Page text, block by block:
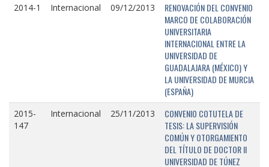
2014-1 Internacional 09/12/2013
RENOVACIÓN DEL CONVENIO
MARCO DE COLABORACIÓN
UNIVERSITARIA
INTERNACIONAL ENTRE LA
UNIVERSIDAD DE
GUADALAJARA (MÉXICO) Y
LA UNIVERSIDAD DE MURCIA
(ESPAÑA)
2015-
147
Internacional 25/11/2013
CONVENIO COTUTELA DE
TESIS: LA SUPERVISIÓN
COMÚN Y OTORGAMIENTO
DEL TÍTULO DE DOCTOR II
UNIVERSIDAD DE TÚNEZ